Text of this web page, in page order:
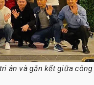
ân và gắn kết giữa công